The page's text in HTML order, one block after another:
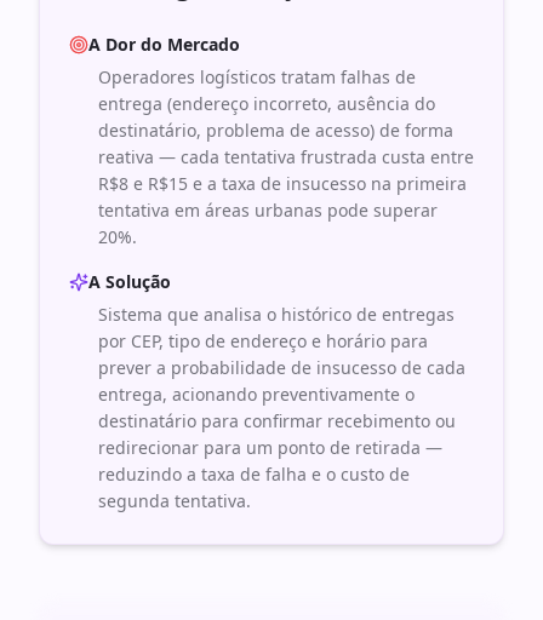
A Dor do Mercado
Operadores logísticos tratam falhas de
entrega (endereço incorreto, ausência do
destinatário, problema de acesso) de forma
reativa — cada tentativa frustrada custa entre
R$8 e R$15 e a taxa de insucesso na primeira
tentativa em áreas urbanas pode superar
20%.
A Solução
Sistema que analisa o histórico de entregas
por CEP, tipo de endereço e horário para
prever a probabilidade de insucesso de cada
entrega, acionando preventivamente o
destinatário para confirmar recebimento ou
redirecionar para um ponto de retirada —
reduzindo a taxa de falha e o custo de
segunda tentativa.